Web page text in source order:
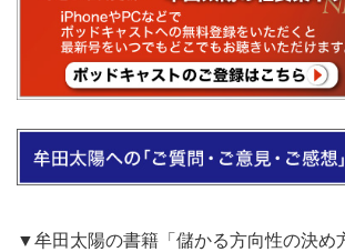
▼牟田太陽の書籍「儲かる方向性の決め